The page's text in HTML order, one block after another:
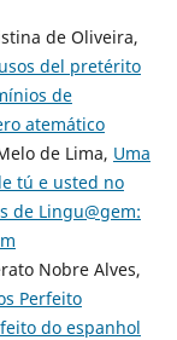
de Oliveira,
del pretérito
de
atemático
de Lima, Uma
tú e usted no
de Lingu@gem:
Nobre Alves,
Perfeito
do espanhol